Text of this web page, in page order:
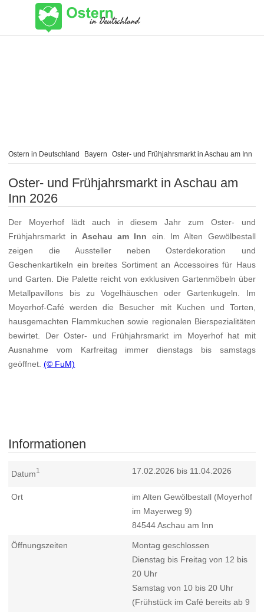
Ostern in Deutschland Bayern Oster- und Frühjahrsmarkt in Aschau am Inn
Oster- und Frühjahrsmarkt in Aschau am
Inn 2026
Der Moyerhof lädt auch in diesem Jahr zum Oster- und
Frühjahrsmarkt in Aschau am Inn ein. Im Alten Gewölbestall
zeigen die Aussteller neben Osterdekoration und
Geschenkartikeln ein breites Sortiment an Accessoires für Haus
und Garten. Die Palette reicht von exklusiven Gartenmöbeln über
Metallpavillons bis zu Vogelhäuschen oder Gartenkugeln. Im
Moyerhof-Café werden die Besucher mit Kuchen und Torten,
hausgemachten Flammkuchen sowie regionalen Bierspezialitäten
bewirtet. Der Oster- und Frühjahrsmarkt im Moyerhof hat mit
Ausnahme vom Karfreitag immer dienstags bis samstags
geöffnet.(© FuM)
Informationen
Datum1 17.02.2026 bis 11.04.2026
Ort
im Alten Gewölbestall (Moyerhof
im Mayerweg 9)
84544Aschau am Inn
Öffnungszeiten
Montag geschlossen
Dienstag bis Freitag von 12 bis
20 Uhr
Samstag von 10 bis 20 Uhr
(Frühstück im Café bereits ab 9